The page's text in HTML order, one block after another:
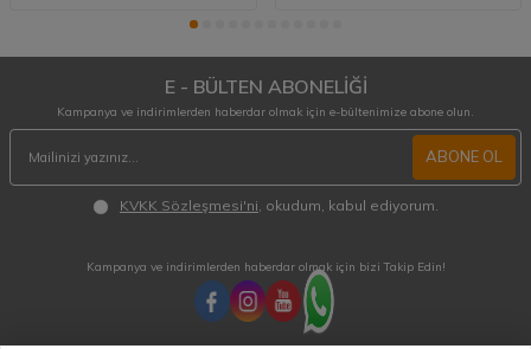
E - BÜLTEN ABONELİĞİ
Kampanya ve indirimlerden haberdar olmak için e-bültenimize abone olun.
ABONE OL
KVKK Sözleşmesi'ni , okudum, kabul ediyorum.
Kampanya ve indirimlerden haberdar olmak için bizi Takip Edin!